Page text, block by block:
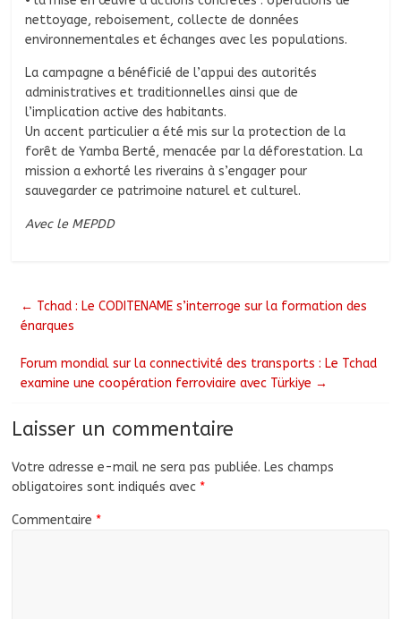
nettoyage, reboisement, collecte de données
environnementales et échanges avec les populations.
La campagne a bénéficié de l’appui des autorités
administratives et traditionnelles ainsi que de
l’implication active des habitants.
Un accent particulier a été mis sur la protection de la
forêt de Yamba Berté, menacée par la déforestation. La
mission a exhorté les riverains à s’engager pour
sauvegarder ce patrimoine naturel et culturel.
Avec le MEPDD
← Tchad : Le CODITENAME s’interroge sur la formation des
énarques
Forum mondial sur la connectivité des transports : Le Tchad
examine une coopération ferroviaire avec Türkiye →
Laisser un commentaire
Votre adresse e-mail ne sera pas publiée. Les champs
obligatoires sont indiqués avec *
Commentaire *